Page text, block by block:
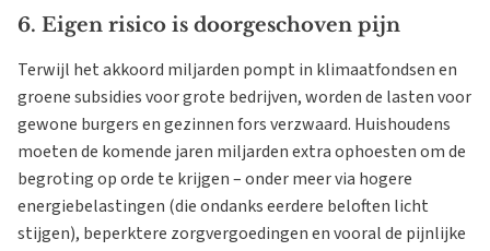
6. Eigen risico is doorgeschoven pijn
Terwijl het akkoord miljarden pompt in klimaatfondsen en
groene subsidies voor grote bedrijven, worden de lasten voor
gewone burgers en gezinnen fors verzwaard. Huishoudens
moeten de komende jaren miljarden extra ophoesten om de
begroting op orde te krijgen – onder meer via hogere
energiebelastingen (die ondanks eerdere beloften licht
stijgen), beperktere zorgvergoedingen en vooral de pijnlijke